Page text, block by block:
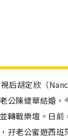
后胡定欣（
公陳健華結婚，
轉戰樂壇。日前
孖老公蜜遊西班